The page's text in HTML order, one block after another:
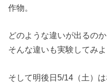
作物。
どのような違いが出るのか
そんな違いも実験してみよ
そして明後日5/14（土）は